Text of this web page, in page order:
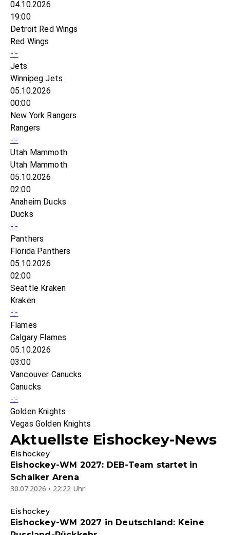
04.10.2026
19:00
Detroit Red Wings
Red Wings
-:-
Jets
Winnipeg Jets
05.10.2026
00:00
New York Rangers
Rangers
-:-
Utah Mammoth
Utah Mammoth
05.10.2026
02:00
Anaheim Ducks
Ducks
-:-
Panthers
Florida Panthers
05.10.2026
02:00
Seattle Kraken
Kraken
-:-
Flames
Calgary Flames
05.10.2026
03:00
Vancouver Canucks
Canucks
-:-
Golden Knights
Vegas Golden Knights
Aktuellste Eishockey-News
Eishockey
Eishockey-WM 2027: DEB-Team startet in
Schalker Arena
30.07.2026 • 22:22 Uhr
Eishockey
Eishockey-WM 2027 in Deutschland: Keine